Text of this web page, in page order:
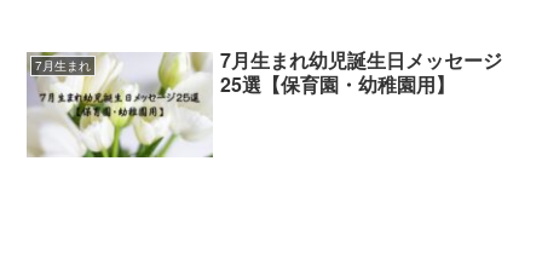
7月生まれ
7月生まれ幼児誕生日メッセージ
25選【保育園・幼稚園用】